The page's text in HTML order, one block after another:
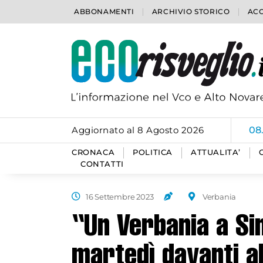
ABBONAMENTI ARCHIVIO STORICO
Aggiornato al 8 Agosto 2026
CRONACA POLITICA ATTUALITA’
CONTATTI
16 Settembre 2023 Verbania
“Un Verbania a